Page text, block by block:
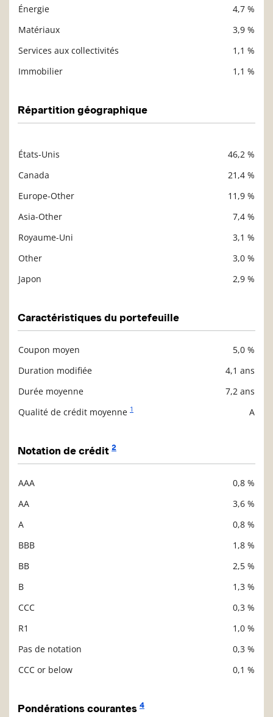
Énergie
4,7 %
Matériaux
3,9 %
Services aux collectivités
1,1 %
Immobilier
1,1 %
Répartition géographique
États-Unis
46,2 %
Canada
21,4 %
Europe-Other
11,9 %
Asia-Other
7,4 %
Royaume-Uni
3,1 %
Other
3,0 %
Japon
2,9 %
Caractéristiques du portefeuille
Coupon moyen
5,0 %
Duration modifiée
4,1 ans
Durée moyenne
7,2 ans
Qualité de crédit moyenne 1 A
Notation de crédit 2
AAA
0,8 %
AA
3,6 %
A
0,8 %
BBB
1,8 %
BB
2,5 %
B
1,3 %
CCC
0,3 %
R1
1,0 %
Pas de notation
0,3 %
CCC or below
0,1 %
Pondérations courantes 4